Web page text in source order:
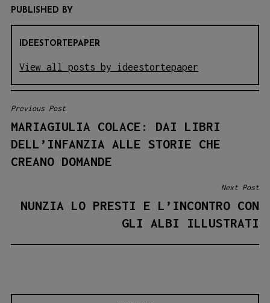
PUBLISHED BY
IDEESTORTEPAPER
View all posts by ideestortepaper
NAVIGAZIONE
ARTICOLI
Previous Post
MARIAGIULIA COLACE: DAI LIBRI
DELL’INFANZIA ALLE STORIE CHE
CREANO DOMANDE
Next Post
NUNZIA LO PRESTI E L’INCONTRO CON
GLI ALBI ILLUSTRATI